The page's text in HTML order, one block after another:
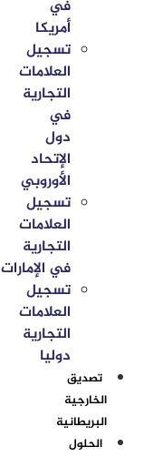
في
أمريكا
تسجيل
العلامات
التجارية
في
دول
الإتحاد
الأوروبي
تسجيل
العلامات
التجارية
في الإمارات
تسجيل
العلامات
التجارية
دوليا
تصديق
الخارجية
البريطانية
الحلول